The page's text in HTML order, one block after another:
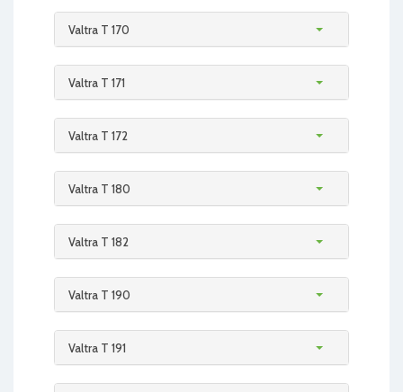
Valtra T 170
Valtra T 171
Valtra T 172
Valtra T 180
Valtra T 182
Valtra T 190
Valtra T 191